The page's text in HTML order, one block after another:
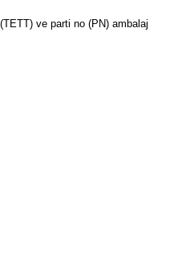
ve parti no (PN) ambalaj